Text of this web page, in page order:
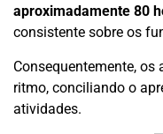
aproximadamente 80
consistente sobre os
Consequentemente,
ritmo, conciliando o
atividades.